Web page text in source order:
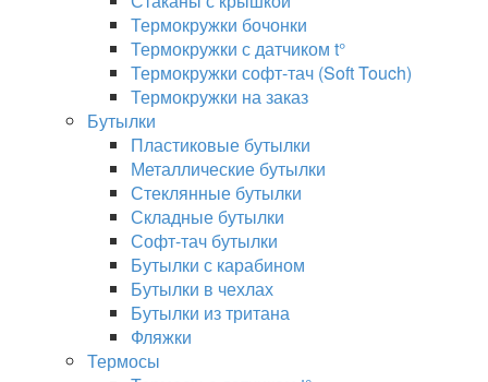
Термокружки бочонки
Термокружки с датчиком t°
Термокружки софт-тач (Soft Touch)
Термокружки на заказ
Бутылки
Пластиковые бутылки
Металлические бутылки
Стеклянные бутылки
Складные бутылки
Софт-тач бутылки
Бутылки с карабином
Бутылки в чехлах
Бутылки из тритана
Фляжки
Термосы